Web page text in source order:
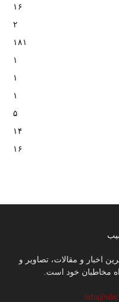
۱۶
۲
۱۸۱
۱
۱
۱
۵
۱۴
۱۶
اخبار و مقالات، تصاویر و
مخاطبان خود است.